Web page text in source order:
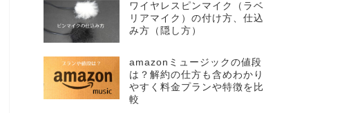
ワイヤレスピンマイク（ラベ
リアマイク）の付け方、仕込
み方（隠し方）
amazonミュージックの値段
は？解約の仕方も含めわかり
やすく料金プランや特徴を比
較